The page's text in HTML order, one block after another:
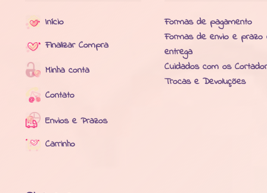
Início
Finalizar Compra
Minha conta
Contato
Envios e Prazos
Carrinho
Formas de pagamento
Formas de envio e prazo
entrega
Cuidados com os
Trocas e Devoluções